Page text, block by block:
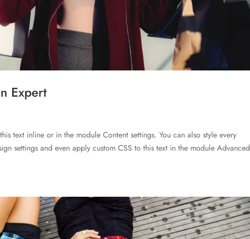
Expert
text inline or in the module Content settings. You can also style every
settings and even apply custom CSS to this text in the module Advanced